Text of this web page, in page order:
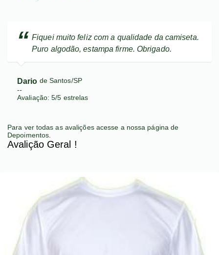
Fiquei muito feliz com a qualidade da camiseta.
Puro algodão, estampa firme. Obrigado.
Dario de Santos/SP
--
Avaliação:5/5 estrelas
Para ver todas as avalições acesse a nossa página de
Depoimentos
Avalição Geral !